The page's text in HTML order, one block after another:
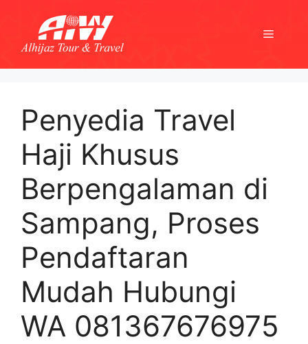
content
Menu
Penyedia Travel
Haji Khusus
Berpengalaman di
Sampang, Proses
Pendaftaran
Mudah Hubungi
WA 081367676975